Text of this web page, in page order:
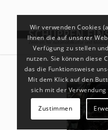
Wir verwenden Cookies
Ihnen die auf unserer
Verfügung zu stellen
nutzen. Sie können diese
das die Funktionsweise
Mit dem Klick auf den
sich mit der
Zustimmen